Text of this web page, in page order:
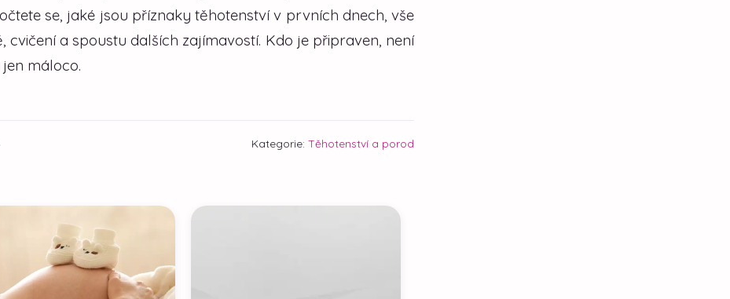
se, jaké jsou příznaky těhotenství v prvních dnech, vše
a spoustu dalších zajímavostí. Kdo je připraven, není
máloco.
Kategorie: Těhotenství a porod